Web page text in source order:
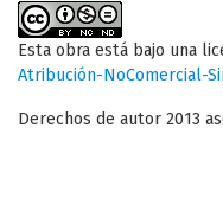
Esta obra está bajo una
Atribución-NoComercial-
Derechos de autor 2013